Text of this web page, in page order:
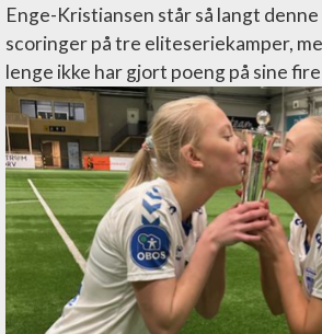
Enge-Kristiansen står så langt
scoringer på tre eliteseriekamper,
lenge ikke har gjort poeng på sine